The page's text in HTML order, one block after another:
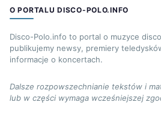
O PORTALU DISCO-POLO.INFO
Disco-Polo.info to portal o muzyce
publikujemy newsy, premiery
informacje o koncertach.
Dalsze rozpowszechnianie tekstów i
lub w części wymaga wcześniejszej